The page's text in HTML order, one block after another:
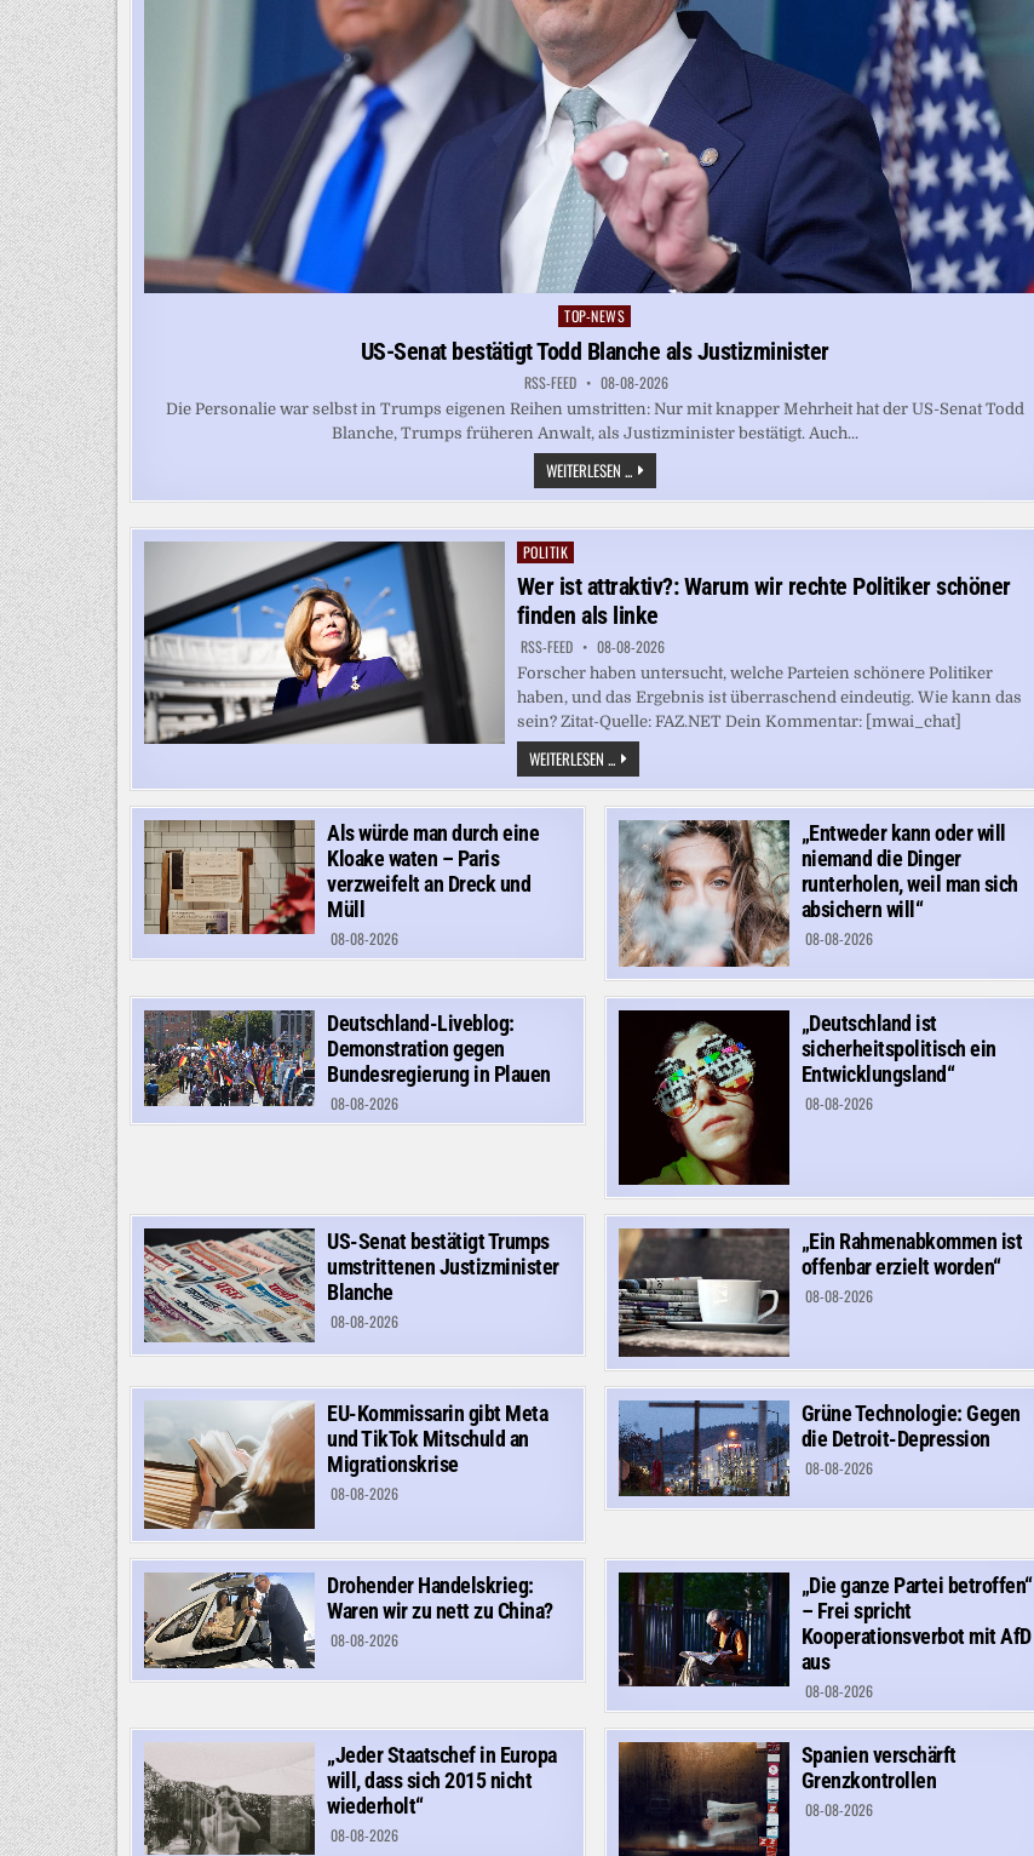
Posted
in
TOP-NEWS
US-Senat bestätigt Todd Blanche als Justizminister
RSS-FEED 08-08-2026
Die Personalie war selbst in Trumps eigenen Reihen umstritten: Nur mit knapper Mehrheit hat der US-Senat Todd
Blanche, Trumps früheren Anwalt, als Justizminister bestätigt. Auch...
WEITERLESEN ... US-
SENAT
BESTÄTIGT
BLANCHE
Posted
in
POLITIK
Wer ist attraktiv?: Warum wir rechte Politiker schöner
finden als linke
RSS-FEED 08-08-2026
Forscher haben untersucht, welche Parteien schönere Politiker
haben, und das Ergebnis ist überraschend eindeutig. Wie kann das
sein? Zitat-Quelle: FAZ.NET Dein Kommentar: [mwai_chat]
WEITERLESEN ... WER
IST
ATTRAKTIV?:
WARUM
WIR
RECHTE
POLITIKER
SCHÖNER
FINDEN
ALS
LINKE
Als würde man durch eine
Kloake waten – Paris
verzweifelt an Dreck und
Müll
08-08-2026
„Entweder kann oder will
niemand die Dinger
runterholen, weil man sich
absichern will“
08-08-2026
Deutschland-Liveblog:
Demonstration gegen
Bundesregierung in Plauen
08-08-2026
„Deutschland ist
sicherheitspolitisch ein
Entwicklungsland“
08-08-2026
US-Senat bestätigt Trumps
umstrittenen Justizminister
Blanche
08-08-2026
„Ein Rahmenabkommen ist
offenbar erzielt worden“
08-08-2026
EU-Kommissarin gibt Meta
und TikTok Mitschuld an
Migrationskrise
08-08-2026
Grüne Technologie: Gegen
die Detroit-Depression
08-08-2026
Drohender Handelskrieg:
Waren wir zu nett zu China?
08-08-2026
„Die ganze Partei betroffen“
– Frei spricht
Kooperationsverbot mit AfD
aus
08-08-2026
„Jeder Staatschef in Europa
will, dass sich 2015 nicht
wiederholt“
08-08-2026
Spanien verschärft
Grenzkontrollen
08-08-2026